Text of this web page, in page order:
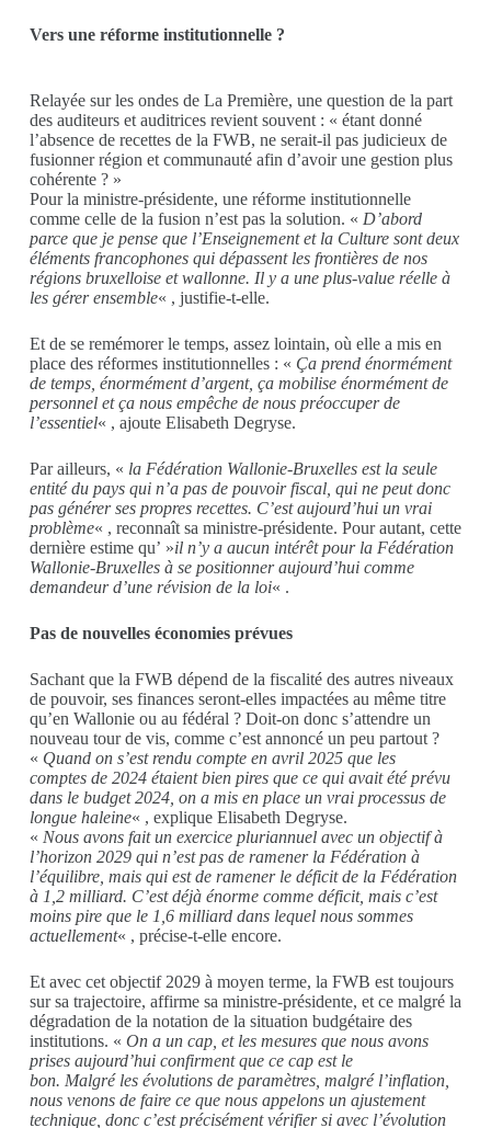
Vers une réforme institutionnelle ?
Relayée sur les ondes de La Première, une question de la part
des auditeurs et auditrices revient souvent : « étant donné
l’absence de recettes de la FWB, ne serait-il pas judicieux de
fusionner région et communauté afin d’avoir une gestion plus
cohérente ? »
Pour la ministre-présidente, une réforme institutionnelle
comme celle de la fusion n’est pas la solution. « D’abord
parce que je pense que l’Enseignement et la Culture sont deux
éléments francophones qui dépassent les frontières de nos
régions bruxelloise et wallonne. Il y a une plus-value réelle à
les gérer ensemble« , justifie-t-elle.
Et de se remémorerle temps, assez lointain, où elle a mis en
place des réformes institutionnelles : « Çaprend énormément
de temps, énormément d’argent, ça mobilise énormément de
personnel et ça nous empêche de nous préoccuper de
l’essentiel« , ajoute Elisabeth Degryse.
Par ailleurs, « la Fédération Wallonie-Bruxelles est la seule
entité du pays qui n’a pas de pouvoir fiscal, qui ne peut donc
pas générer ses propres recettes. C’est aujourd’hui un vrai
problème« , reconnaît sa ministre-présidente. Pour autant, cette
dernière estime qu’ »il n’y a aucun intérêt pour la Fédération
Wallonie-Bruxelles à se positionner aujourd’hui comme
demandeur d’une révision de la loi« .
Pas de nouvelles économies prévues
Sachant que la FWB dépend de la fiscalité des autres niveaux
de pouvoir, ses finances seront-elles impactées au même titre
qu’en Wallonie ou au fédéral ? Doit-on donc s’attendre un
nouveau tour de vis, comme c’est annoncé un peu partout ?
« Quand on s’est rendu compte en avril 2025 que les
comptesde 2024 étaient bien pires que ce qui avait été prévu
dans le budget2024, on a mis en place un vrai processus de
longue haleine« , explique Elisabeth Degryse.
« Nous avons fait un exercice pluriannuel avec un objectif à
l’horizon 2029 qui n’est pas de ramener la Fédération à
l’équilibre, mais qui est de ramener le déficit de la Fédération
à 1,2 milliard. C’est déjà énorme comme déficit, mais c’est
moins pire que le 1, 6 milliard dans lequel nous sommes
actuellement« , précise-t-elle encore.
Et avec cet objectif 2029 à moyen terme, la FWB est toujours
sur sa trajectoire, affirme sa ministre-présidente, et ce malgré la
dégradation de la notation de la situation budgétaire des
institutions. « On a un cap, et les mesures que nous avons
prises aujourd’hui confirment que ce cap est le
bon. Malgréles évolutions de paramètres, malgré l’inflation,
nous venons de faire ce que nous appelons un ajustement
technique, donc c’est précisément vérifier si avec l’évolution